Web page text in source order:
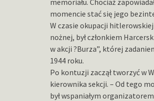
momencie stać się jego
W czasie okupacji hitlerowskiej
nożnej, był członkiem
w akcji ?Burza”, której
1944 roku.
Po kontuzji zaczął tworzyć w
kierownika sekcji. – Od tego
był wspaniałym